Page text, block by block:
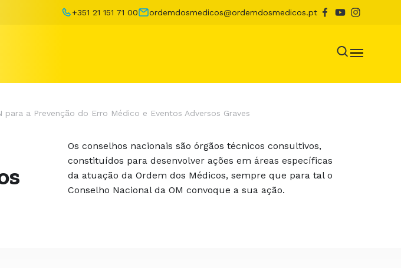
+351 21 151 71 00 ordemdosmedicos@ordemdosmedicos.pt
para a Prevenção do Erro Médico e Eventos Adversos Graves
Os conselhos nacionais são órgãos técnicos consultivos,
constituídos para desenvolver ações em áreas específicas
da atuação da Ordem dos Médicos, sempre que para tal o
Conselho Nacional da OM convoque a sua ação.